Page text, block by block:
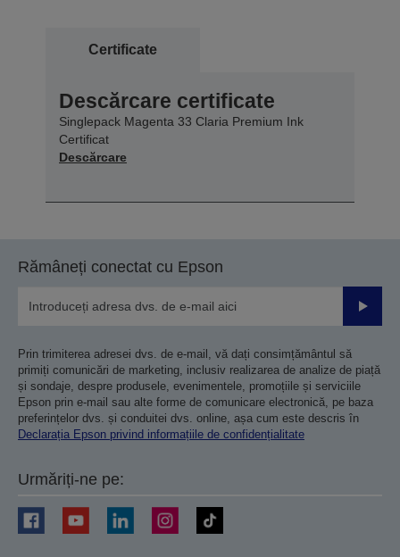
Certificate
Descărcare certificate
Singlepack Magenta 33 Claria Premium Ink
Certificat
Descărcare
Rămâneți conectat cu Epson
Prin trimiterea adresei dvs. de e-mail, vă dați consimțământul să
primiți comunicări de marketing, inclusiv realizarea de analize de piață
și sondaje, despre produsele, evenimentele, promoțiile și serviciile
Epson prin e-mail sau alte forme de comunicare electronică, pe baza
preferințelor dvs. și conduitei dvs. online, așa cum este descris în
Declarația Epson privind informațiile de confidențialitate
Urmăriți-ne pe: